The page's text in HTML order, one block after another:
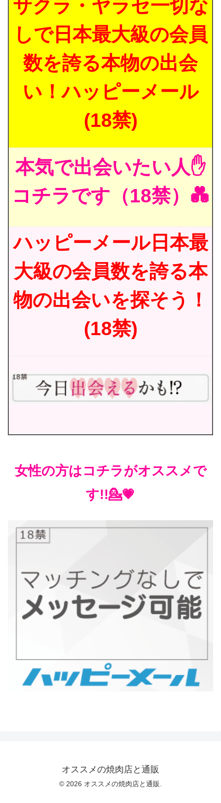
サクラ・ヤラセ一切な
しで日本最大級の会員
数を誇る本物の出会
い！ハッピーメール
(18禁)
本気で出会いたい人✋
コチラです（18禁）💑
ハッピーメール日本最
大級の会員数を誇る本
物の出会いを探そう！
(18禁)
女性の方はコチラがオススメで
す!!💁💗
オススメの焼肉店と通販
© 2026 オススメの焼肉店と通販.